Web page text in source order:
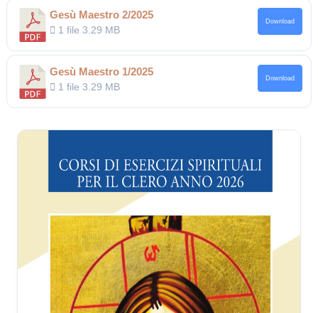
Gesù Maestro 2/2025
1 file3.29 MB
Download
Gesù Maestro 1/2025
1 file3.29 MB
Download